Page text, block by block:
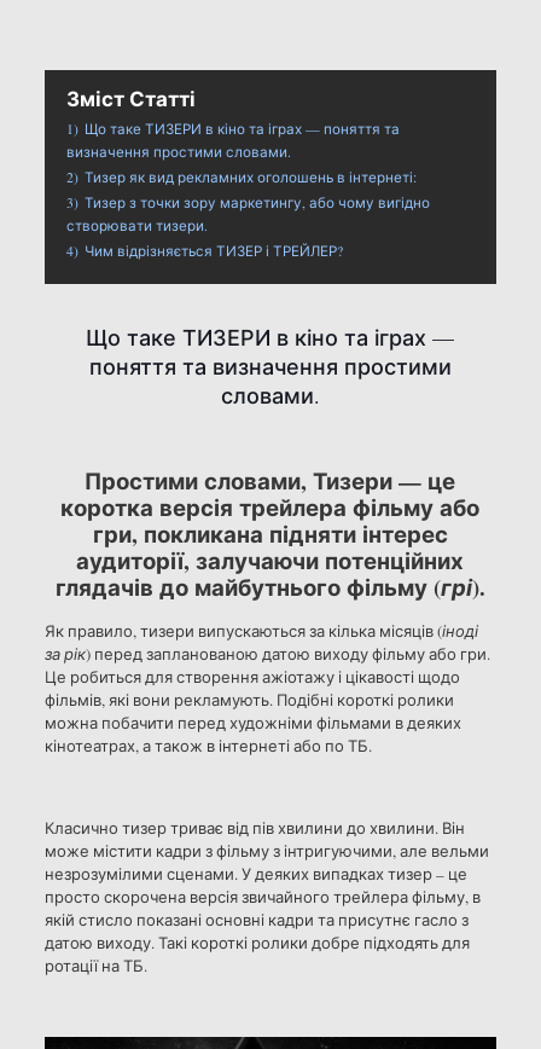
Зміст Статті
1) Що таке ТИЗЕРИ в кіно та іграх — поняття та
визначення простими словами.
2) Тизер як вид рекламних оголошень в інтернеті:
3) Тизер з точки зору маркетингу, або чому вигідно
створювати тизери.
4) Чим відрізняється ТИЗЕР і ТРЕЙЛЕР?
Що таке ТИЗЕРИ в кіно та іграх —
поняття та визначення простими
словами.
Простими словами, Тизери — це
коротка версія трейлера фільму або
гри, покликана підняти інтерес
аудиторії, залучаючи потенційних
глядачів до майбутнього фільму (грі).
Як правило, тизери випускаються за кілька місяців (іноді
за рік) перед запланованою датою виходу фільму або гри.
Це робиться для створення ажіотажу і цікавості щодо
фільмів, які вони рекламують. Подібні короткі ролики
можна побачити перед художніми фільмами в деяких
кінотеатрах, а також в інтернеті або по ТБ.
Класично тизер триває від пів хвилини до хвилини. Він
може містити кадри з фільму з інтригуючими, але вельми
незрозумілими сценами. У деяких випадках тизер – це
просто скорочена версія звичайного трейлера фільму, в
якій стисло показані основні кадри та присутнє гасло з
датою виходу. Такі короткі ролики добре підходять для
ротації на ТБ.